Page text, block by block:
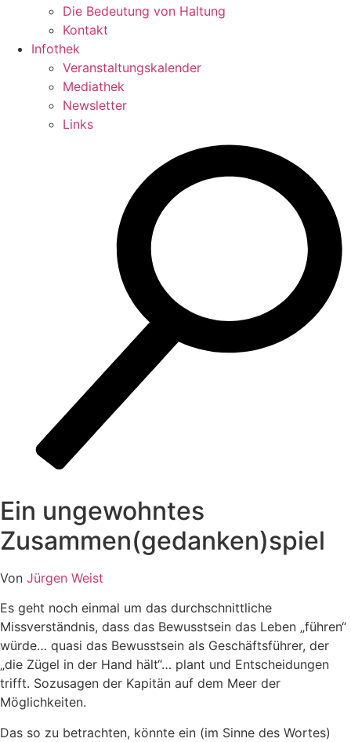
Die Bedeutung von Haltung
Kontakt
Infothek
Veranstaltungskalender
Mediathek
Newsletter
Links
Ein ungewohntes
Zusammen(gedanken)spiel
Von Jürgen Weist
Es geht noch einmal um das durchschnittliche
Missverständnis, dass das Bewusstsein das Leben „führen“
würde… quasi das Bewusstsein als Geschäftsführer, der
„die Zügel in der Hand hält“… plant und Entscheidungen
trifft. Sozusagen der Kapitän auf dem Meer der
Möglichkeiten.
Das so zu betrachten, könnte ein (im Sinne des Wortes)